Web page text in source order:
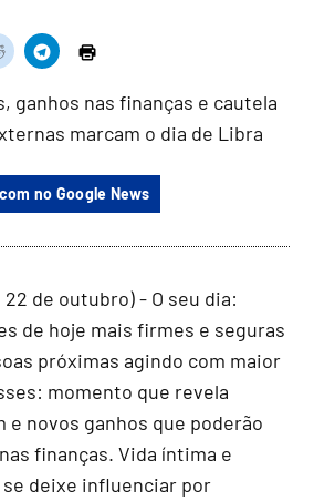
ganhos nas finanças e cautela
marcam o dia de Libra
no Google News
de outubro) - O seu dia:
de hoje mais firmes e seguras
próximas agindo com maior
momento que revela
e novos ganhos que poderão
finanças. Vida íntima e
deixe influenciar por